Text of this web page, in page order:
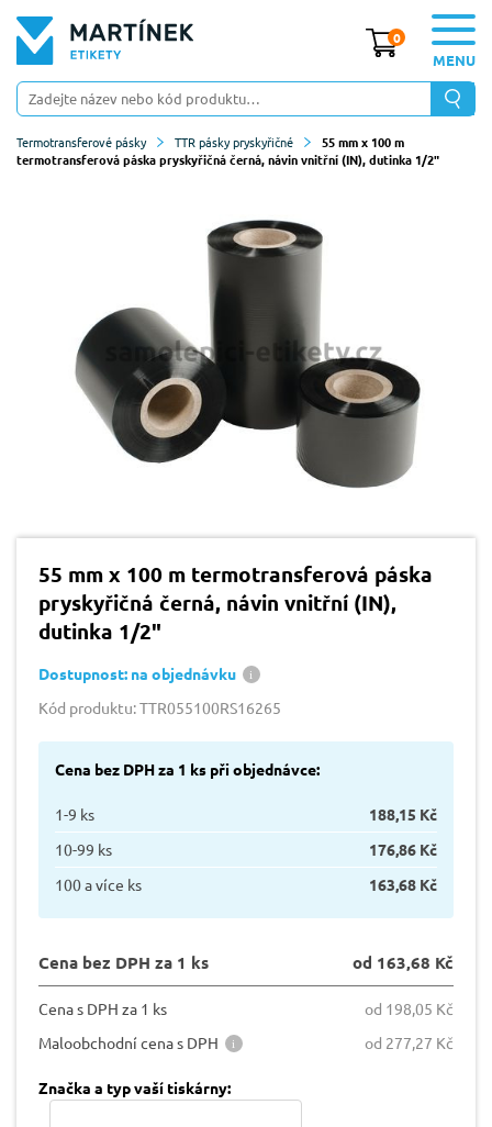
0
MENU
Termotransferové pásky TTR pásky pryskyřičné
55 mm x 100 m
termotransferová páska pryskyřičná černá, návin vnitřní (IN), dutinka 1/2"
55 mm x 100 m termotransferová páska
pryskyřičná černá, návin vnitřní (IN),
dutinka 1/2"
Dostupnost: na objednávku
Kód produktu: TTR055100RS16265
Cena bez DPH za 1 ks při objednávce:
1-9 ks
188,15 Kč
10-99 ks
176,86 Kč
100 a více ks
163,68 Kč
Cena bez DPH za 1 ks od 163,68 Kč
Cena s DPH za 1 ks
od 198,05 Kč
Maloobchodní cena s DPH
od 277,27 Kč
Značka a typ vaší tiskárny: